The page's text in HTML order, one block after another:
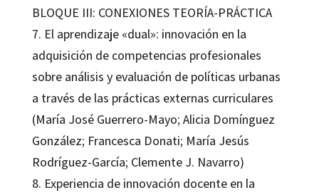
BLOQUE III: CONEXIONES TEORÍA-PRÁCTICA
7. El aprendizaje «dual»: innovación en la
adquisición de competencias profesionales
sobre análisis y evaluación de políticas urbanas
a través de las prácticas externas curriculares
(María José Guerrero-Mayo; Alicia Domínguez
González; Francesca Donati; María Jesús
Rodríguez-García; Clemente J. Navarro)
8. Experiencia de innovación docente en la